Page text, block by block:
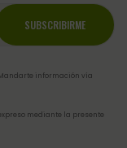
información vía
mediante la presente